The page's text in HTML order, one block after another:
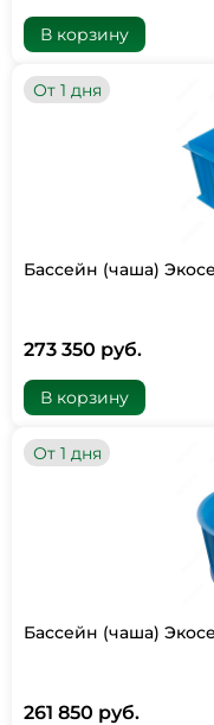
В корзину
От 1 дня
Бассейн (чаша)
273 350 руб.
В корзину
От 1 дня
Бассейн (чаша)
261 850 руб.